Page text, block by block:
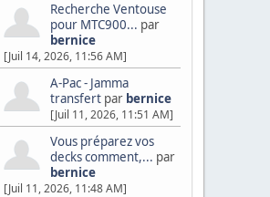
Recherche Ventouse
pour MTC900... par
bernice
[Juil 14, 2026, 11:56 AM]
A-Pac - Jamma
transfert par bernice
[Juil 11, 2026, 11:51 AM]
Vous préparez vos
decks comment,... par
bernice
[Juil 11, 2026, 11:48 AM]